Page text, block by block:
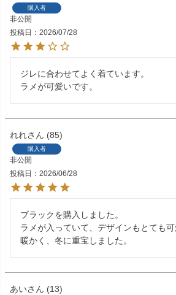
購入者
非公開
投稿日
2026/07/28
ジレに合わせてよく着ています。
ラメが可愛いです。
れれ 85
購入者
非公開
投稿日
2026/06/28
ブラックを購入しました。
ラメが入っていて、デザインもとても可
暖かく、冬に重宝しました。
あい 13